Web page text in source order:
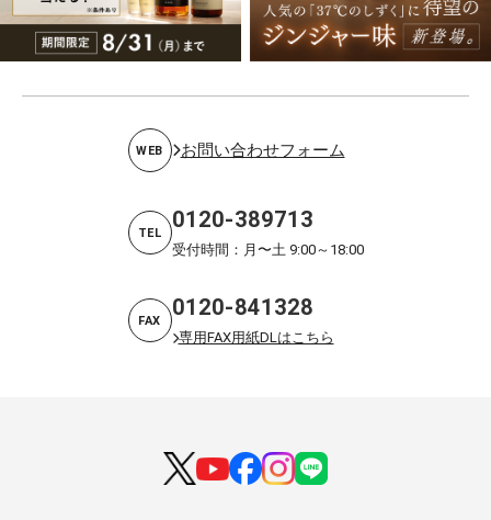
WEB お問い合わせフォーム
TEL 0120-389713
受付時間：月〜土 9:00～18:00
FAX 0120-841328
専用FAX用紙DLはこちら